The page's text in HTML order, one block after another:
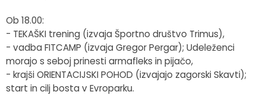
Ob 18.00:
- TEKAŠKI trening (izvaja Športno društvo Trimus),
- vadba FITCAMP (izvaja Gregor Pergar); Udeleženci
morajo s seboj prinesti armafleks in pijačo,
- krajši ORIENTACIJSKI POHOD (izvajajo zagorski Skavti);
start in cilj bosta v Evroparku.